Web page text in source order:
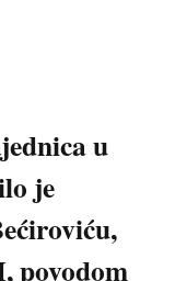
u
je
povodom